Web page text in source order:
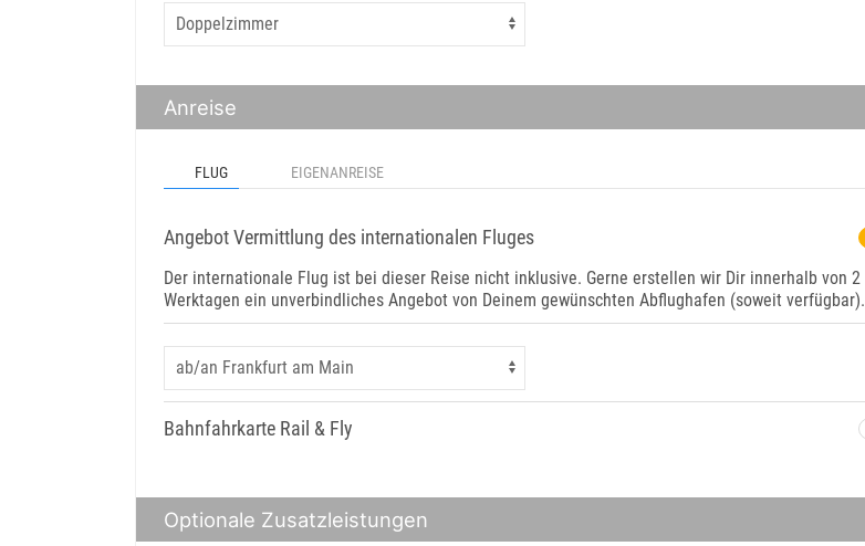
Anreise
FLUG EIGENANREISE
Angebot Vermittlung des internationalen Fluges
Der internationale Flug ist bei dieser Reise nicht inklusive. Gerne erstellen wir Dir innerhalb von 2
Werktagen ein unverbindliches Angebot von Deinem gewünschten Abflughafen (soweit verfügbar).
Bahnfahrkarte Rail & Fly
Optionale Zusatzleistungen